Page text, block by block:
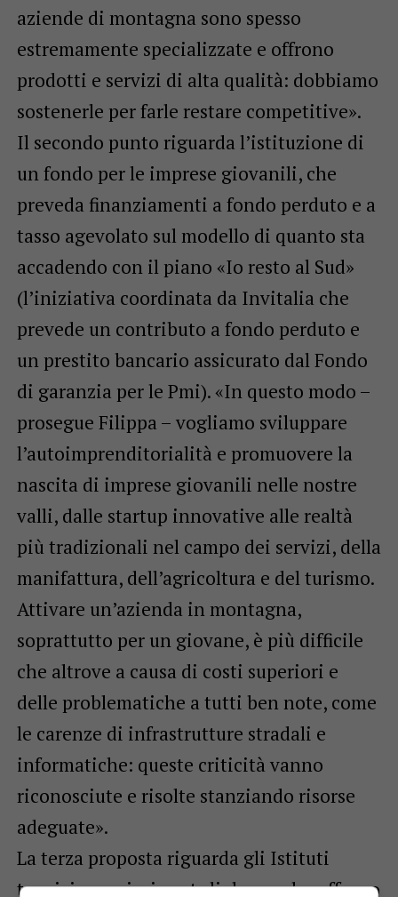
aziende di montagna sono spesso
estremamente specializzate e offrono
prodotti e servizi di alta qualità: dobbiamo
sostenerle per farle restare competitive».
Il secondo punto riguarda l’istituzione di
un fondo per le imprese giovanili, che
preveda finanziamenti a fondo perduto e a
tasso agevolato sul modello di quanto sta
accadendo con il piano «Io resto al Sud»
(l’iniziativa coordinata da Invitalia che
prevede un contributo a fondo perduto e
un prestito bancario assicurato dal Fondo
di garanzia per le Pmi). «In questo modo –
prosegue Filippa – vogliamo sviluppare
l’autoimprenditorialità e promuovere la
nascita di imprese giovanili nelle nostre
valli, dalle startup innovative alle realtà
più tradizionali nel campo dei servizi, della
manifattura, dell’agricoltura e del turismo.
Attivare un’azienda in montagna,
soprattutto per un giovane, è più difficile
che altrove a causa di costi superiori e
delle problematiche a tutti ben note, come
le carenze di infrastrutture stradali e
informatiche: queste criticità vanno
riconosciute e risolte stanziando risorse
adeguate».
La terza proposta riguarda gli Istituti
tecnici superiori post-diploma, che offrono